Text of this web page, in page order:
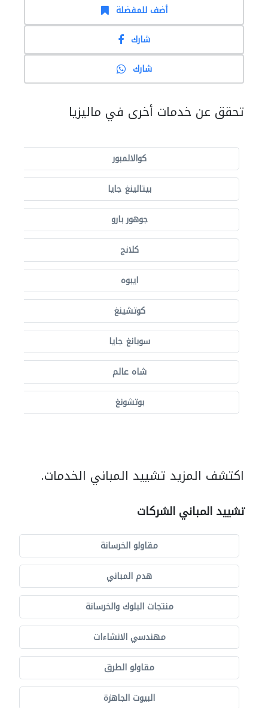
أضف للمفضلة
شارك
شارك
تحقق عن خدمات أخرى في ماليزيا
كوالالمبور
بيتالينغ جايا
جوهور بارو
كلانج
ايبوه
كوتشينغ
سوبانغ جايا
شاه عالم
بوتشونغ
اكتشف المزيد تشييد المباني الخدمات.
تشييد المباني الشركات
مقاولو الخرسانة
هدم المباني
منتجات البلوك والخرسانة
مهندسي الانشاءات
مقاولو الطرق
البيوت الجاهزة